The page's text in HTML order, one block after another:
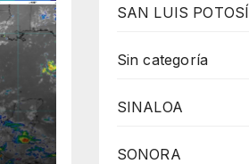
el
SAN LUIS POTOSÍ
Sin categoría
SINALOA
SONORA